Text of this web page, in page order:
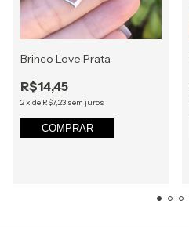
Brinco Love Prata
R$14,45
2x de R$7,23 sem juros
COMPRAR